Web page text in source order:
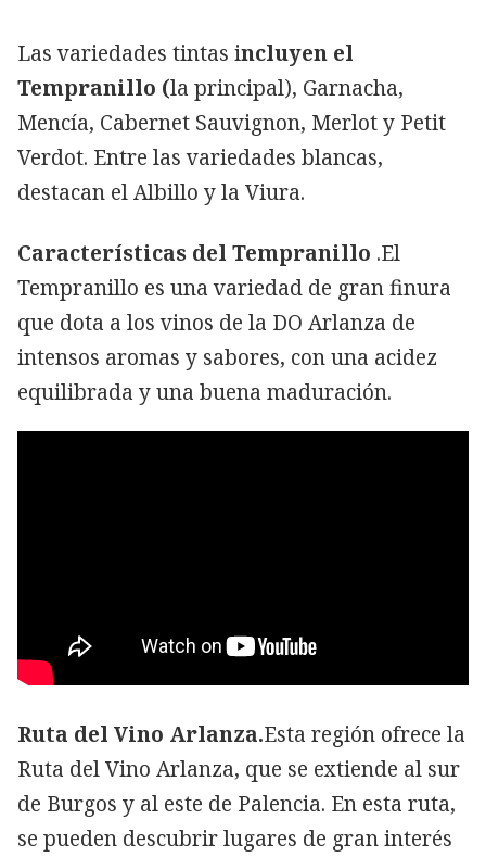
Las variedades tintas incluyen el
Tempranillo (la principal), Garnacha,
Mencía, Cabernet Sauvignon, Merlot y Petit
Verdot. Entre las variedades blancas,
destacan el Albillo y la Viura.
Características del Tempranillo .El
Tempranillo es una variedad de gran finura
que dota a los vinos de la DO Arlanza de
intensos aromas y sabores, con una acidez
equilibrada y una buena maduración.
Ruta del Vino Arlanza.Esta región ofrece la
Ruta del Vino Arlanza, que se extiende al sur
de Burgos y al este de Palencia. En esta ruta,
se pueden descubrir lugares de gran interés